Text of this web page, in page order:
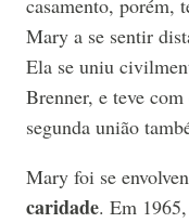
casamento, porém,
Mary a se sentir
Ela se uniu
Brenner, e teve
segunda união
Mary foi se
caridade. Em